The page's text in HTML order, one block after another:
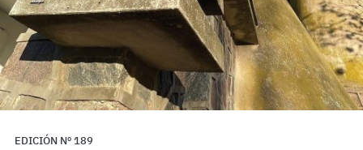
EDICIÓN Nº 189